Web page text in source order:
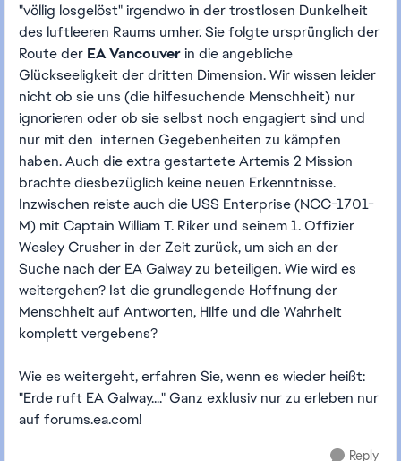
"völlig losgelöst" irgendwo in der trostlosen Dunkelheit
des luftleeren Raums umher. Sie folgte ursprünglich der
Route der EA Vancouver in die angebliche
Glückseeligkeit der dritten Dimension. Wir wissen leider
nicht ob sie uns (die hilfesuchende Menschheit) nur
ignorieren oder ob sie selbst noch engagiert sind und
nur mit den internen Gegebenheiten zu kämpfen
haben. Auch die extra gestartete Artemis 2 Mission
brachte diesbezüglich keine neuen Erkenntnisse.
Inzwischen reiste auch die USS Enterprise (NCC-1701-
M) mit Captain William T. Riker und seinem 1. Offizier
Wesley Crusher in der Zeit zurück, um sich an der
Suche nach der EA Galway zu beteiligen. Wie wird es
weitergehen? Ist die grundlegende Hoffnung der
Menschheit auf Antworten, Hilfe und die Wahrheit
komplett vergebens?
Wie es weitergeht, erfahren Sie, wenn es wieder heißt:
"Erde ruft EA Galway...." Ganz exklusiv nur zu erleben nur
auf forums.ea.com!
Reply